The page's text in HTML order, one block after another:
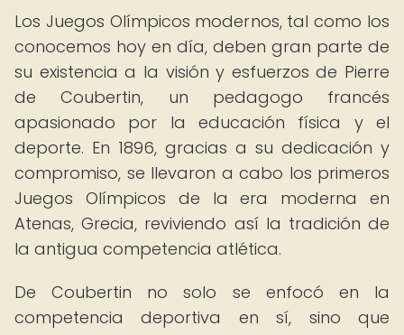
Los Juegos Olímpicos modernos, tal como los
conocemos hoy en día, deben gran parte de
su existencia a la visión y esfuerzos de Pierre
de Coubertin, un pedagogo francés
apasionado por la educación física y el
deporte. En 1896, gracias a su dedicación y
compromiso, se llevaron a cabo los primeros
Juegos Olímpicos de la era moderna en
Atenas, Grecia, reviviendo así la tradición de
la antigua competencia atlética.
De Coubertin no solo se enfocó en la
competencia deportiva en sí, sino que